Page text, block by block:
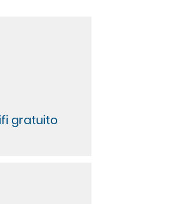
gratuito